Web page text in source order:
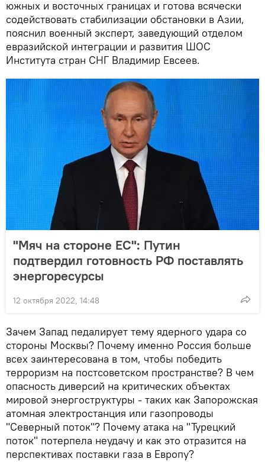
южных и восточных границах и готова всячески
содействовать стабилизации обстановки в Азии,
пояснил военный эксперт, заведующий отделом
евразийской интеграции и развития ШОС
Института стран СНГ Владимир Евсеев.
"Мяч на стороне ЕС": Путин
подтвердил готовность РФ поставлять
энергоресурсы
12 октября 2022, 14:48
Зачем Запад педалирует тему ядерного удара со
стороны Москвы? Почему именно Россия больше
всех заинтересована в том, чтобы победить
терроризм на постсоветском пространстве? В чем
опасность диверсий на критических объектах
мировой энергоструктуры - таких как Запорожская
атомная электростанция или газопроводы
"Северный поток"? Почему атака на "Турецкий
поток" потерпела неудачу и как это отразится на
перспективах поставки газа в Европу?